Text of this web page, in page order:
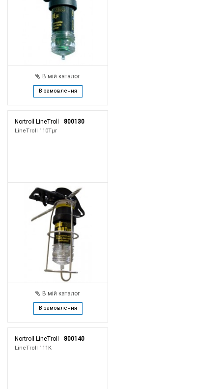
В мій каталог
В замовлення
Nortroll LineTroll 800130
LineTroll 110Tμr
В мій каталог
В замовлення
Nortroll LineTroll 800140
LineTroll 111K